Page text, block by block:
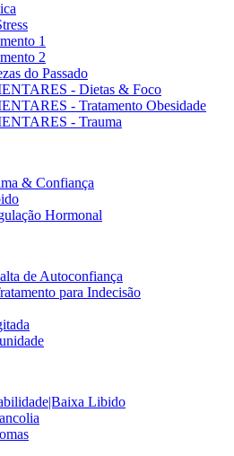
1
2
do Passado
- Dietas & Foco
- Tratamento Obesidade
- Trauma
& Confiança
Hormonal
de Autoconfiança
para Indecisão
Libido